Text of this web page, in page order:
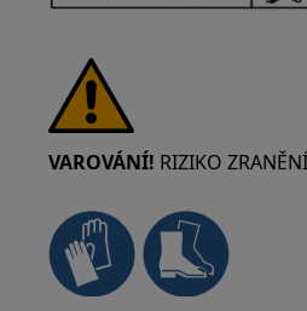
VAROVÁNÍ! RIZIKO ZRANĚNÍ